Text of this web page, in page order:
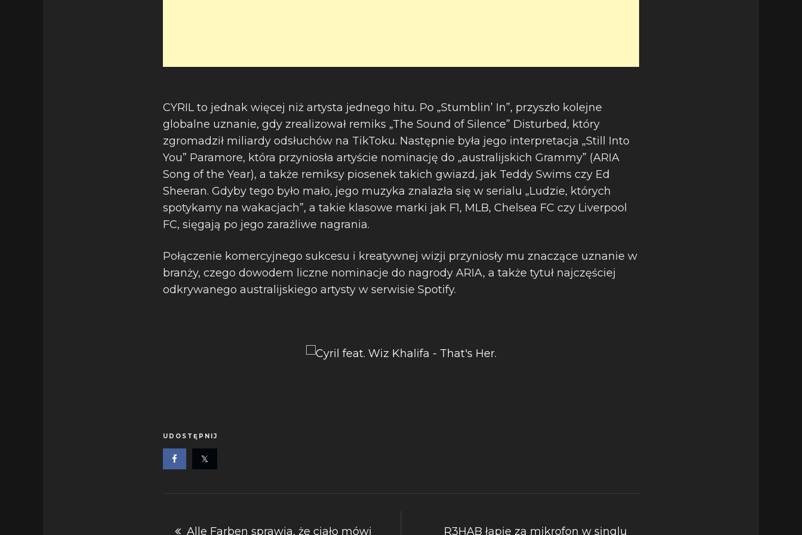
CYRIL to jednak więcej niż artysta jednego hitu. Po „Stumblin’ In”, przyszło kolejne
globalne uznanie, gdy zrealizował remiks „The Sound of Silence” Disturbed, który
zgromadził miliardy odsłuchów na TikToku. Następnie była jego interpretacja „Still Into
You” Paramore, która przyniosła artyście nominację do „australijskich Grammy” (ARIA
Song of the Year), a także remiksy piosenek takich gwiazd, jak Teddy Swims czy Ed
Sheeran. Gdyby tego było mało, jego muzyka znalazła się w serialu „Ludzie, których
spotykamy na wakacjach”, a takie klasowe marki jak F1, MLB, Chelsea FC czy Liverpool
FC, sięgają po jego zaraźliwe nagrania.
Połączenie komercyjnego sukcesu i kreatywnej wizji przyniosły mu znaczące uznanie w
branży, czego dowodem liczne nominacje do nagrody ARIA, a także tytuł najczęściej
odkrywanego australijskiego artysty w serwisie Spotify.
UDOSTĘPNIJ
Nawigacja
Alle Farben sprawia, że ciało mówi R3HAB łapie za mikrofon w singlu